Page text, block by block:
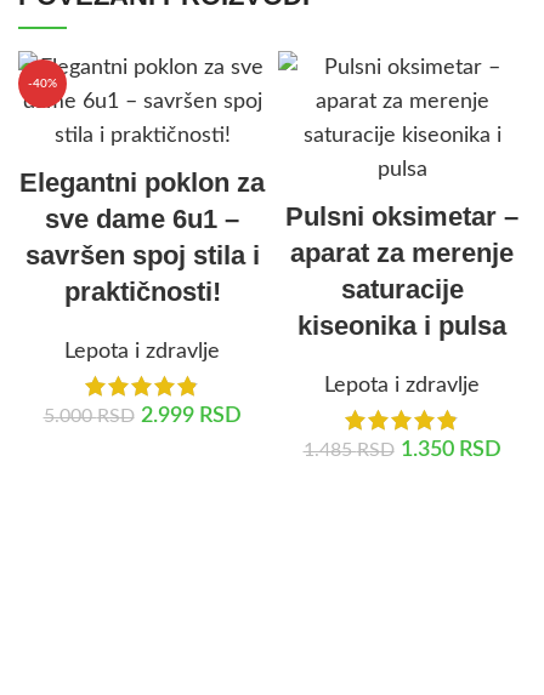
-40%
Elegantni poklon za
sve dame 6u1 –
savršen spoj stila i
praktičnosti!
Lepota i zdravlje
5.000RSD 2.999 RSD
Pulsni oksimetar –
aparat za merenje
saturacije
kiseonika i pulsa
Lepota i zdravlje
1.485RSD 1.350 RSD